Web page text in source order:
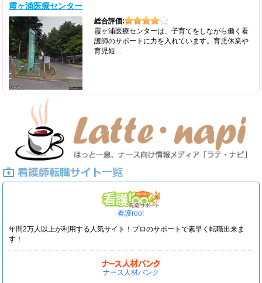
霞ヶ浦医療センター
総合評価:
霞ヶ浦医療センターは、子育てをしながら働く看
護師のサポートに力を入れています。育児休業や
育児短…
看護roo!
年間2万人以上が利用する人気サイト！プロのサポートで素早く転職出来ま
す！
ナース人材バンク